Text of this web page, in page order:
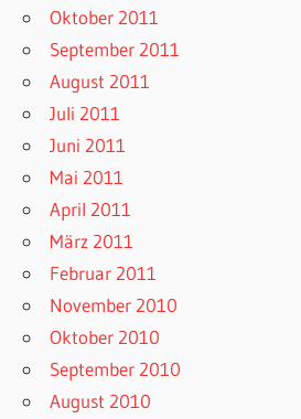
Oktober 2011
September 2011
August 2011
Juli 2011
Juni 2011
Mai 2011
April 2011
März 2011
Februar 2011
November 2010
Oktober 2010
September 2010
August 2010